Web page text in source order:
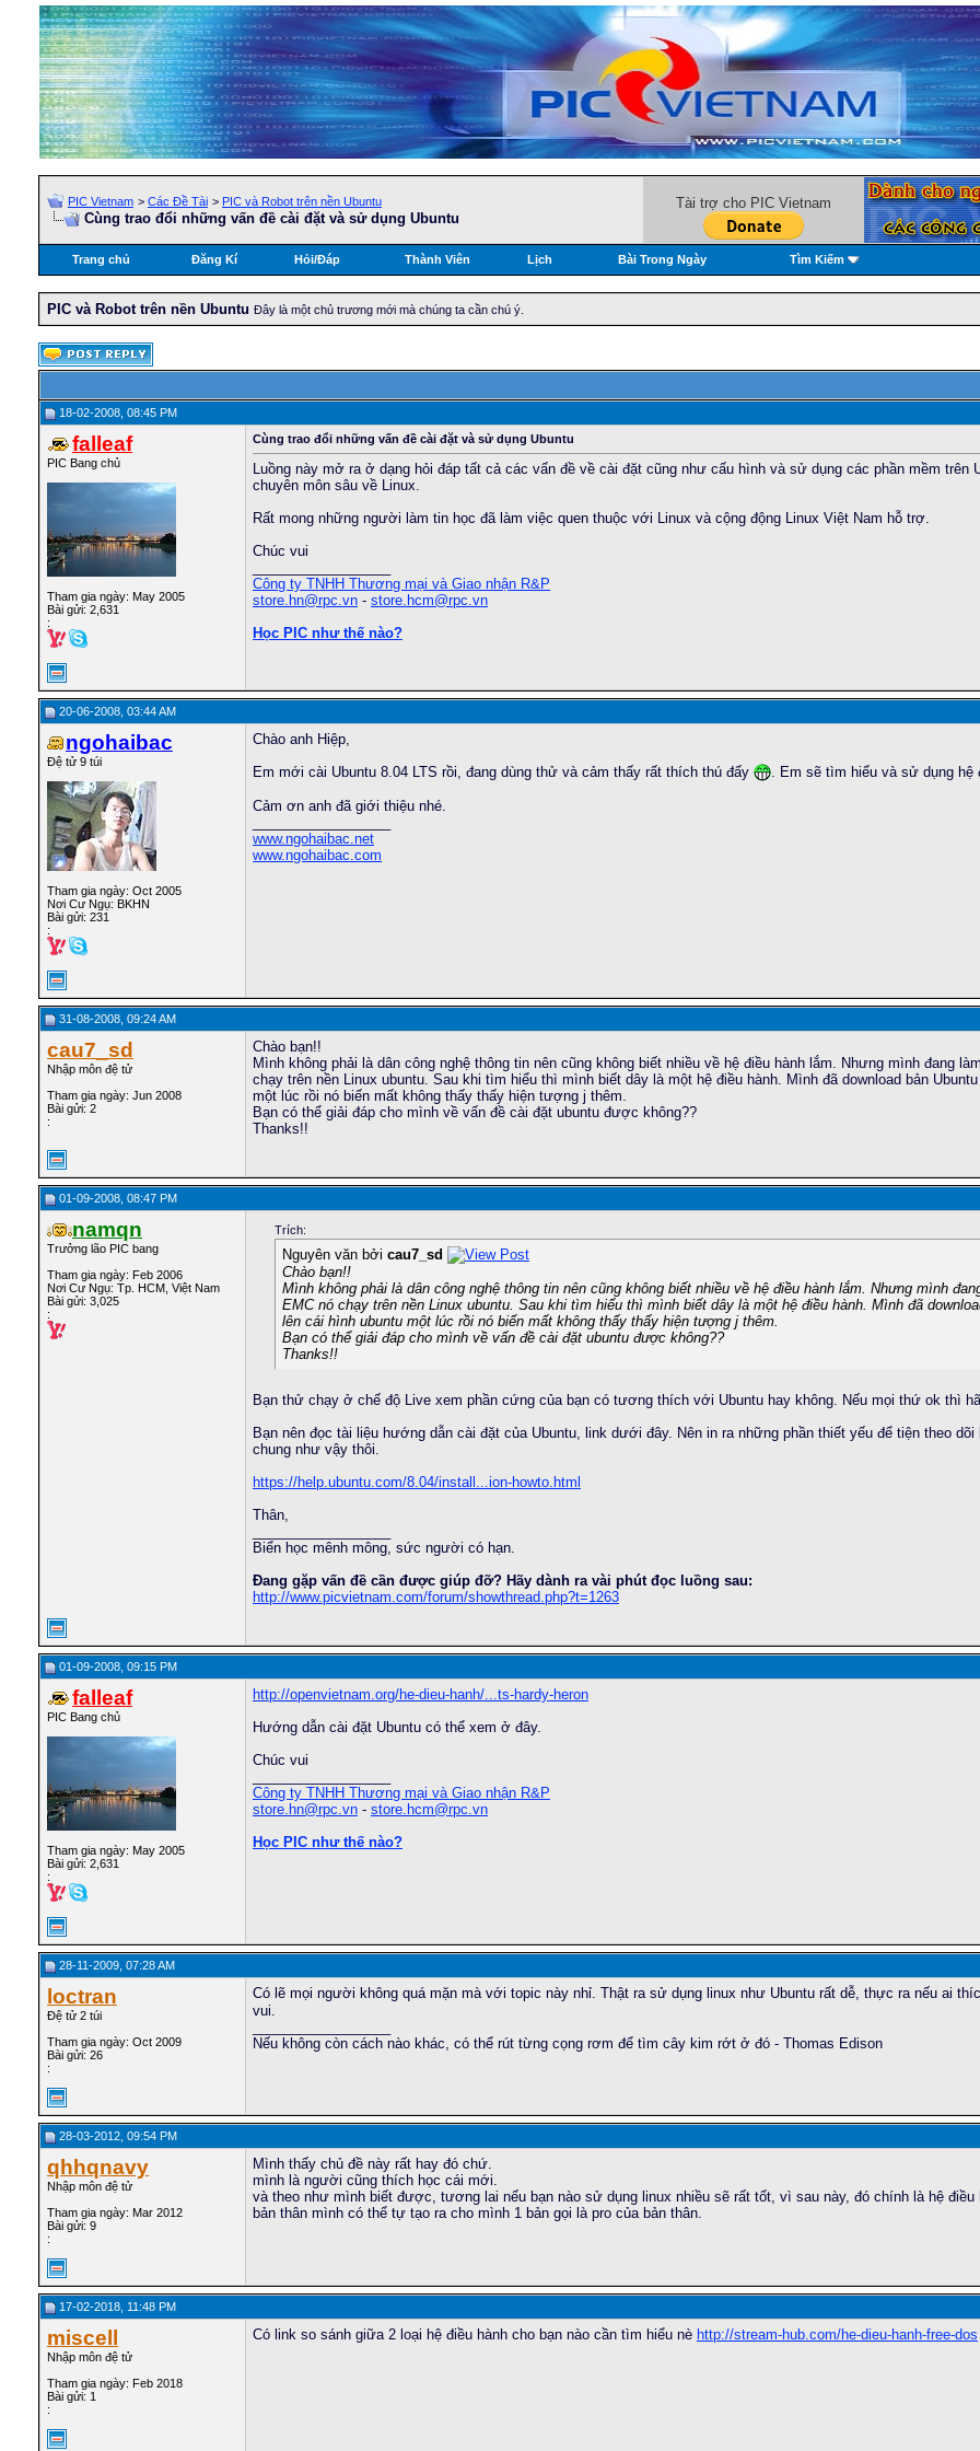
PIC Vietnam > Các Đề Tài > PIC và Robot trên nền Ubuntu
Cùng trao đổi những vấn đề cài đặt và sử dụng Ubuntu
Tài trợ cho PIC Vietnam
Trang chủ Đăng Kí Hỏi/Ðáp Thành Viên Lịch Bài Trong Ngày Tìm Kiếm
PIC và Robot trên nền Ubuntu Đây là một chủ trương mới mà chúng ta cần chú ý.
18-02-2008, 08:45 PM
falleaf
PIC Bang chủ
Tham gia ngày: May 2005
Bài gửi: 2,631
:
Cùng trao đổi những vấn đề cài đặt và sử dụng Ubuntu
Luồng này mở ra ở dạng hỏi đáp tất cả các vấn đề về cài đặt cũng như cấu hình và sử dụng các phần mềm
chuyên môn sâu về Linux.
Rất mong những người làm tin học đã làm việc quen thuộc với Linux và cộng động Linux Việt Nam hỗ trợ.
Chúc vui
Công ty TNHH Thương mại và Giao nhận R&P
store.hn@rpc.vn - store.hcm@rpc.vn
Học PIC như thế nào?
20-06-2008, 03:44 AM
ngohaibac
Đệ tử 9 túi
Tham gia ngày: Oct 2005
Nơi Cư Ngụ: BKHN
Bài gửi: 231
:
Chào anh Hiệp,
Em mới cài Ubuntu 8.04 LTS rồi, đang dùng thử và cảm thấy rất thích thú đấy
. Em sẽ tìm hiểu và sử dụng
Cảm ơn anh đã giới thiệu nhé.
www.ngohaibac.net
www.ngohaibac.com
31-08-2008, 09:24 AM
cau7_sd
Nhập môn đệ tử
Tham gia ngày: Jun 2008
Bài gửi: 2
:
Chào bạn!!
Mình không phải là dân công nghệ thông tin nên cũng không biết nhiều về hệ điều hành lắm. Nhưng mình đang
chạy trên nền Linux ubuntu. Sau khi tìm hiểu thì mình biết dây là một hệ điều hành. Mình đã download bản
một lúc rồi nó biến mất không thấy thấy hiện tượng j thêm.
Bạn có thể giải đáp cho mình về vấn đề cài đặt ubuntu được không??
Thanks!!
01-09-2008, 08:47 PM
namqn
Trưởng lão PIC bang
Tham gia ngày: Feb 2006
Nơi Cư Ngụ: Tp. HCM, Việt Nam
Bài gửi: 3,025
:
Trích:
Nguyên văn bởi cau7_sd
Chào bạn!!
Mình không phải là dân công nghệ thông tin nên cũng không biết nhiều về hệ điều hành lắm. Nhưng mình
EMC nó chạy trên nền Linux ubuntu. Sau khi tìm hiểu thì mình biết dây là một hệ điều hành. Mình đã
lên cái hình ubuntu một lúc rồi nó biến mất không thấy thấy hiện tượng j thêm.
Bạn có thể giải đáp cho mình về vấn đề cài đặt ubuntu được không??
Thanks!!
Bạn thử chạy ở chế độ Live xem phần cứng của bạn có tương thích với Ubuntu hay không. Nếu mọi thứ ok thì
Bạn nên đọc tài liệu hướng dẫn cài đặt của Ubuntu, link dưới đây. Nên in ra những phần thiết yếu để tiện theo
chung như vậy thôi.
https://help.ubuntu.com/8.04/install...ion-howto.html
Thân,
Biển học mênh mông, sức người có hạn.
Đang gặp vấn đề cần được giúp đỡ? Hãy dành ra vài phút đọc luồng sau:
http://www.picvietnam.com/forum/showthread.php?t=1263
01-09-2008, 09:15 PM
falleaf
PIC Bang chủ
Tham gia ngày: May 2005
Bài gửi: 2,631
:
http://openvietnam.org/he-dieu-hanh/...ts-hardy-heron
Hướng dẫn cài đặt Ubuntu có thể xem ở đây.
Chúc vui
Công ty TNHH Thương mại và Giao nhận R&P
store.hn@rpc.vn - store.hcm@rpc.vn
Học PIC như thế nào?
28-11-2009, 07:28 AM
loctran
Đệ tử 2 túi
Tham gia ngày: Oct 2009
Bài gửi: 26
:
Có lẽ mọi người không quá mặn mà với topic này nhỉ. Thật ra sử dụng linux như Ubuntu rất dễ, thực ra nếu ai
vui.
Nếu không còn cách nào khác, có thể rút từng cọng rơm để tìm cây kim rớt ở đó - Thomas Edison
28-03-2012, 09:54 PM
qhhqnavy
Nhập môn đệ tử
Tham gia ngày: Mar 2012
Bài gửi: 9
:
Mình thấy chủ đề này rất hay đó chứ.
mình là người cũng thích học cái mới.
và theo như mình biết được, tương lai nếu bạn nào sử dụng linux nhiều sẽ rất tốt, vì sau này, đó chính là hệ
bản thân mình có thể tự tạo ra cho mình 1 bản gọi là pro của bản thân.
17-02-2018, 11:48 PM
miscell
Nhập môn đệ tử
Tham gia ngày: Feb 2018
Bài gửi: 1
:
Có link so sánh giữa 2 loại hệ điều hành cho bạn nào cần tìm hiểu nè http://stream-hub.com/he-dieu-hanh-free-dos